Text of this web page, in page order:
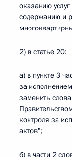
оказанию
содержанию и
2) в статье 20:
а) в пункте 3
за
заменить
контроля за
актов";
б) в части 2